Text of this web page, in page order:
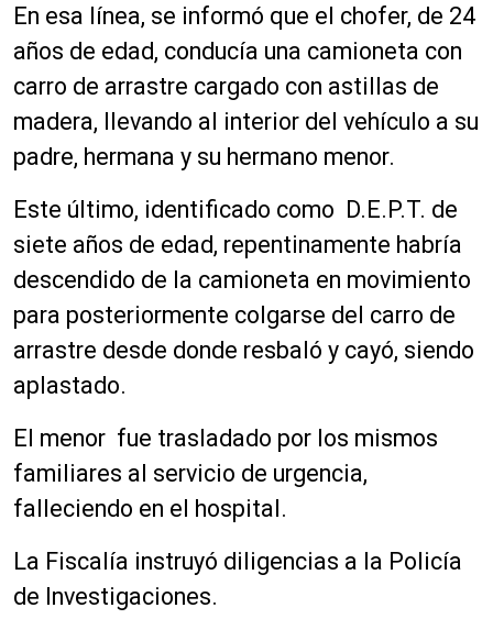
En esa línea, se informó que el chofer, de 24
años de edad, conducía una camioneta con
carro de arrastre cargado con astillas de
madera, llevando al interior del vehículo a su
padre, hermana y su hermano menor.
Este último, identificado como D.E.P.T. de
siete años de edad, repentinamente habría
descendido de la camioneta en movimiento
para posteriormente colgarse del carro de
arrastre desde donde resbaló y cayó, siendo
aplastado.
El menor fue trasladado por los mismos
familiares al servicio de urgencia,
falleciendo en el hospital.
La Fiscalía instruyó diligencias a la Policía
de Investigaciones.